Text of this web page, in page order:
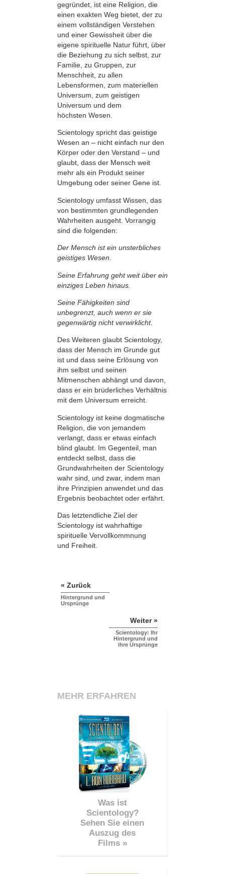
gegründet, ist eine Religion, die
einen exakten Weg bietet, der zu
einem vollständigen Verstehen
und einer Gewissheit über die
eigene spirituelle Natur führt, über
die Beziehung zu sich selbst, zur
Familie, zu Gruppen, zur
Menschheit, zu allen
Lebensformen, zum materiellen
Universum, zum geistigen
Universum und dem
höchsten Wesen.
Scientology spricht das geistige
Wesen an – nicht einfach nur den
Körper oder den Verstand – und
glaubt, dass der Mensch weit
mehr als ein Produkt seiner
Umgebung oder seiner Gene ist.
Scientology umfasst Wissen, das
von bestimmten grundlegenden
Wahrheiten ausgeht. Vorrangig
sind die folgenden:
Der Mensch ist ein unsterbliches
geistiges Wesen.
Seine Erfahrung geht weit über ein
einziges Leben hinaus.
Seine Fähigkeiten sind
unbegrenzt, auch wenn er sie
gegenwärtig nicht verwirklicht.
Des Weiteren glaubt Scientology,
dass der Mensch im Grunde gut
ist und dass seine Erlösung von
ihm selbst und seinen
Mitmenschen abhängt und davon,
dass er ein brüderliches Verhältnis
mit dem Universum erreicht.
Scientology ist keine dogmatische
Religion, die von jemandem
verlangt, dass er etwas einfach
blind glaubt. Im Gegenteil, man
entdeckt selbst, dass die
Grundwahrheiten der Scientology
wahr sind, und zwar, indem man
ihre Prinzipien anwendet und das
Ergebnis beobachtet oder erfährt.
Das letztendliche Ziel der
Scientology ist wahrhaftige
spirituelle Vervollkommnung
und Freiheit.
« Zurück
Hintergrund und
Ursprünge
Weiter »
Scientology: Ihr
Hintergrund und
ihre Ursprünge
MEHR ERFAHREN
Was ist
Scientology?
Sehen Sie einen
Auszug des
Films »